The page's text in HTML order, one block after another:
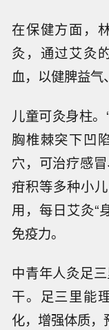
在保健方面，
灸，通过艾灸
血，以健脾益气
儿童可灸身柱
胸椎棘突下凹
穴，可治疗感
疳积等多种小
用，每日艾灸“
免疫力。
中青年人灸足
干。足三里能
化，增强体质，